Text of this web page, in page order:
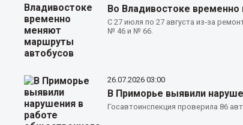
Во Владивостоке
С 27 июля по 27 августа из‑за
№ 46 и № 66.
26.07.2026 03:00
В Приморье выявили
Госавтоинспекция проверила 86